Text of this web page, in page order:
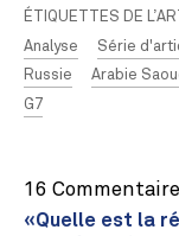
ÉTIQUETTES DE
Analyse
Série
Russie
Arabie
G7
16
«Quelle est la